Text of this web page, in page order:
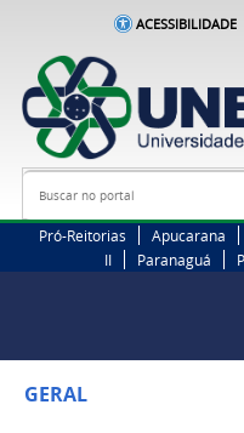
ACESSIBILIDADE
Busca
Pró-Reitorias Apucarana
II
Paranaguá
GERAL